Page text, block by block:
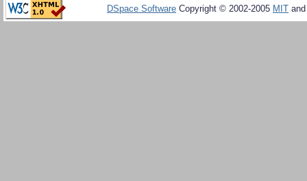
DSpace Software Copyright © 2002-2005 MIT